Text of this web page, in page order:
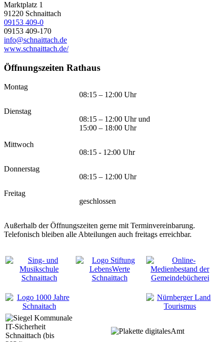
Marktplatz 1
91220 Schnaittach
09153 409-0
09153 409-170
info@schnaittach.de
www.schnaittach.de/
Öffnungszeiten Rathaus
Montag
08:15 – 12:00 Uhr
Dienstag
08:15 – 12:00 Uhr und
15:00 – 18:00 Uhr
Mittwoch
08:15 - 12:00 Uhr
Donnerstag
08:15 – 12:00 Uhr
Freitag
geschlossen
Außerhalb der Öffnungszeiten gerne mit Terminvereinbarung.
Telefonisch bleiben alle Abteilungen auch freitags erreichbar.